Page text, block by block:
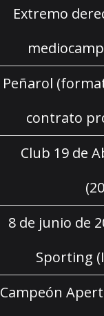
Extremo
Peñarol
contrato
Club 19 de
8 de junio de
Sporting
Campeón